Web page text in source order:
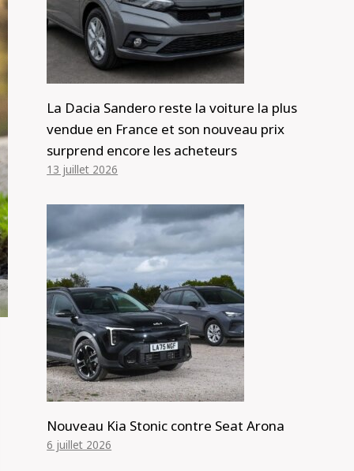
La Dacia Sandero reste la voiture la plus
vendue en France et son nouveau prix
surprend encore les acheteurs
13 juillet 2026
Nouveau Kia Stonic contre Seat Arona
6 juillet 2026